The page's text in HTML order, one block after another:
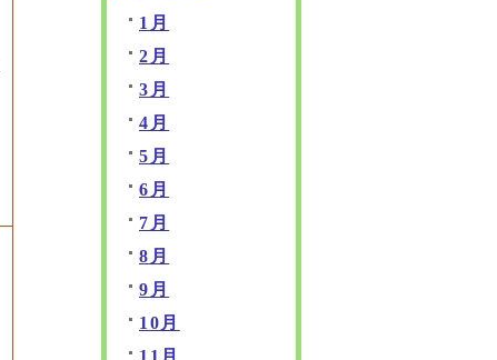
1月
2月
3月
4月
5月
6月
7月
8月
9月
10月
11月